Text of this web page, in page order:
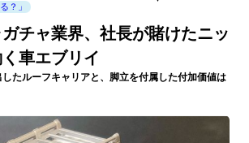
？」
チャ業界、社長が賭けたニッ
車エブリイ
したルーフキャリアと、脚立を付属した付加価値は